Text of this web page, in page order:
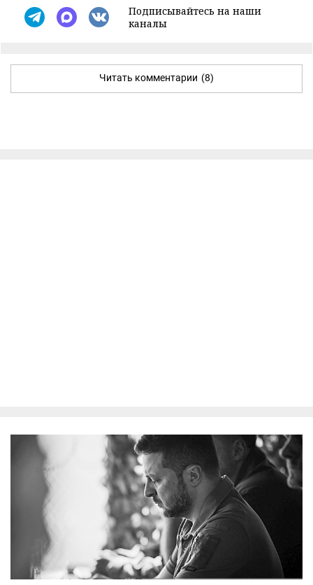
Подписывайтесь на наши
каналы
Читать комментарии (8)